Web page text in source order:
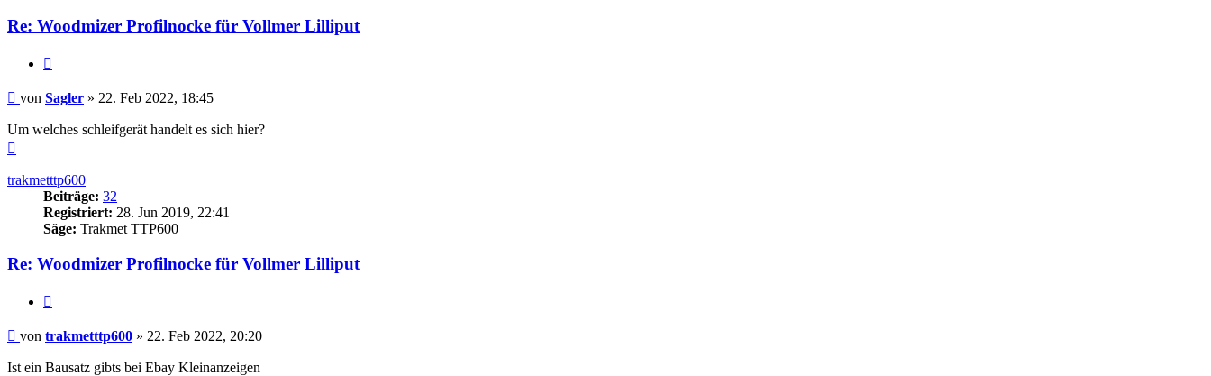
Re: Woodmizer Profilnocke für Vollmer Lilliput
Beitrag
von Sagler » 22. Feb 2022, 18:45
Um welches schleifgerät handelt es sich hier?
trakmetttp600
Beiträge: 32
Registriert: 28. Jun 2019, 22:41
Säge: Trakmet TTP600
Re: Woodmizer Profilnocke für Vollmer Lilliput
Beitrag
von trakmetttp600 » 22. Feb 2022, 20:20
Ist ein Bausatz gibts bei Ebay Kleinanzeigen